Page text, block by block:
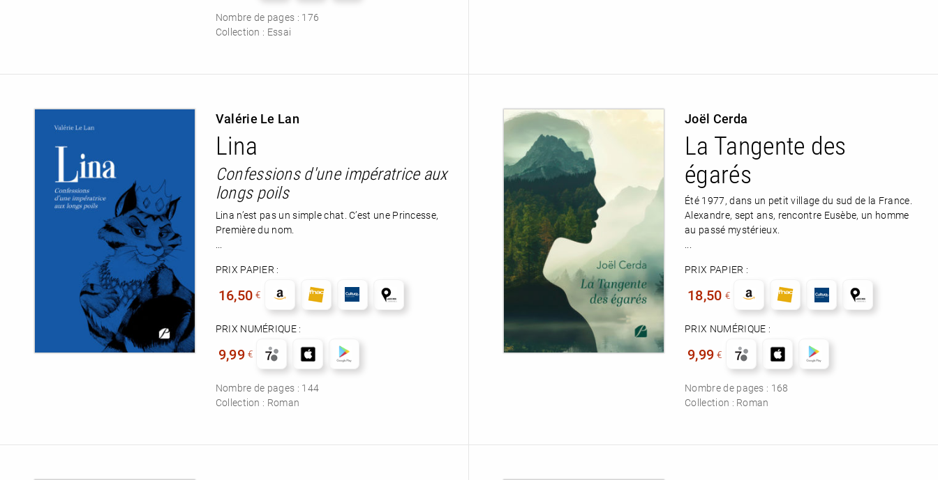
Nombre de pages : 176
Collection : Essai
Valérie Le Lan
Lina
Confessions d'une impératrice aux
longs poils
Lina n’est pas un simple chat. C’est une Princesse,
Première du nom.
PRIX PAPIER :
16,50 €
PRIX NUMÉRIQUE :
9,99 €
Nombre de pages : 144
Collection : Roman
Joël Cerda
La Tangente des
égarés
Été 1977, dans un petit village du sud de la France.
Alexandre, sept ans, rencontre Eusèbe, un homme
au passé mystérieux.
...
PRIX PAPIER :
18,50 €
PRIX NUMÉRIQUE :
9,99 €
Nombre de pages : 168
Collection : Roman